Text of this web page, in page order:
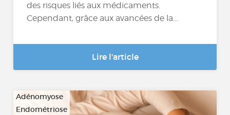
des risques liés aux médicaments.
Cependant, grâce aux avancées de la...
Lire l'article
Adénomyose
Endométriose